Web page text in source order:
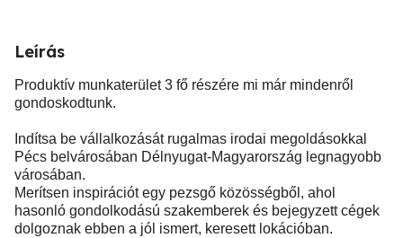
Leírás
Produktív munkaterület 3 fő részére mi már mindenről
gondoskodtunk.
Indítsa be vállalkozását rugalmas irodai megoldásokkal
Pécs belvárosában Délnyugat-Magyarország legnagyobb
városában.
Merítsen inspirációt egy pezsgő közösségből, ahol
hasonló gondolkodású szakemberek és bejegyzett cégek
dolgoznak ebben a jól ismert, keresett lokációban.